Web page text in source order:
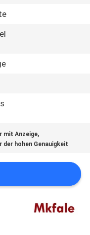
mit Anzeige,
der hohen Genauigkeit